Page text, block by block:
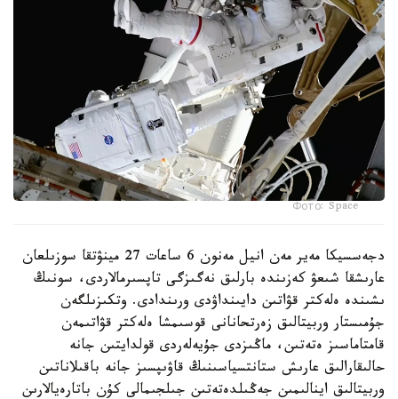
Фото: Space
دجەسسيكا مەير مەن انيل مەنون 6 ساعات 27 مينۋتقا سوزىلعان
عارىشقا شىعۋ كەزىندە بارلىق نەگىزگى تاپسىرمالاردى، سونىڭ
ىشىندە ەلەكتر قۋاتىن دايىنداۋدى ورىندادى. وتكىزىلگەن
جۇمىستار وربيتالىق زەرتحانانى قوسىمشا ەلەكتر قۋاتىمەن
قامتاماسىز ەتەتىن، ماڭىزدى جۇيەلەردى قولدايتىن جانە
حالىقارالىق عارىش ستانتسياسىنىڭ قاۋىپسىز جانە باقىلاناتىن
وربيتالىق اينالىمىن جەڭىلدەتەتىن جىلجىمالى كۇن باتارەيالارىن